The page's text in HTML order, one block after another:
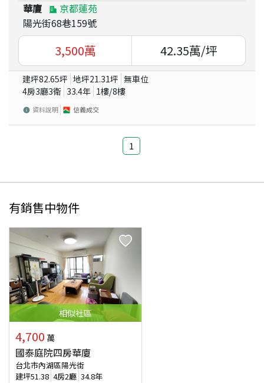
華廈
京都蓮苑
陽光街68巷159號
3,500萬 42.35萬/坪
建坪82.65坪 地坪21.31坪 無車位
4房3廳3衛 33.4年 1樓/8樓
資料說明 信義成交
1
有銷售中物件
相似社區
4,700 萬
國泰庭院四房華廈
台北市內湖區陽光街
建坪51.38 4房2廳 34.8年